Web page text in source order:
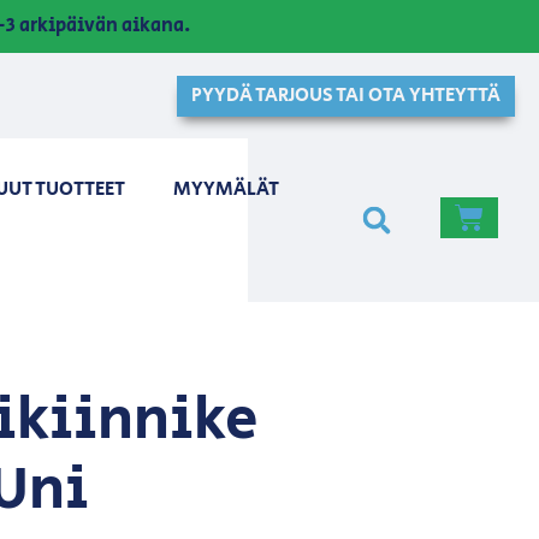
arkipäivän aikana.
PYYDÄ TARJOUS TAI OTA YHTEYTTÄ
TUOTTEET MYYMÄLÄT